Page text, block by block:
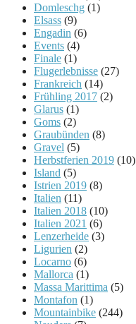
Domleschg (1)
Elsass (9)
Engadin (6)
Events (4)
Finale (1)
Flugerlebnisse (27)
Frankreich (14)
Frühling 2017 (2)
Glarus (1)
Goms (2)
Graubünden (8)
Gravel (5)
Herbstferien 2019 (10)
Island (5)
Istrien 2019 (8)
Italien (11)
Italien 2018 (10)
Italien 2021 (6)
Lenzerheide (3)
Ligurien (2)
Locarno (6)
Mallorca (1)
Massa Marittima (5)
Montafon (1)
Mountainbike (244)